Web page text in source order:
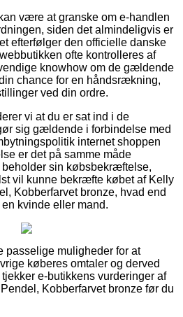
være at granske om e-handlen
siden det almindeligvis er
efterfølger den officielle danske
ofte kontrolleres af
knowhow om de gældende
chance for en håndsrækning,
ved din ordre.
vi at du er sat ind i de
sig gældende i forbindelse med
internet shoppen
er det på samme måde
sin købsbekræftelse,
vil kunne bekræfte købet af Kelly
Kobberfarvet bronze, hvad end
kvinde eller mand.
passelige muligheder for at
køberes omtaler og derved
e-butikkens vurderinger af
Kobberfarvet bronze før du